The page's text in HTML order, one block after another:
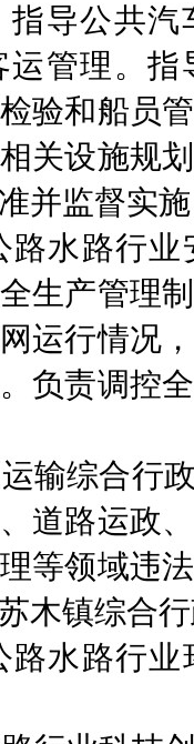
导公共
管理。
验和船员
关设施规
并监督实
路水路行
生产管理
运行情况
负责调控
输综合行
道路运政
等领域违
木镇综合
路水路行